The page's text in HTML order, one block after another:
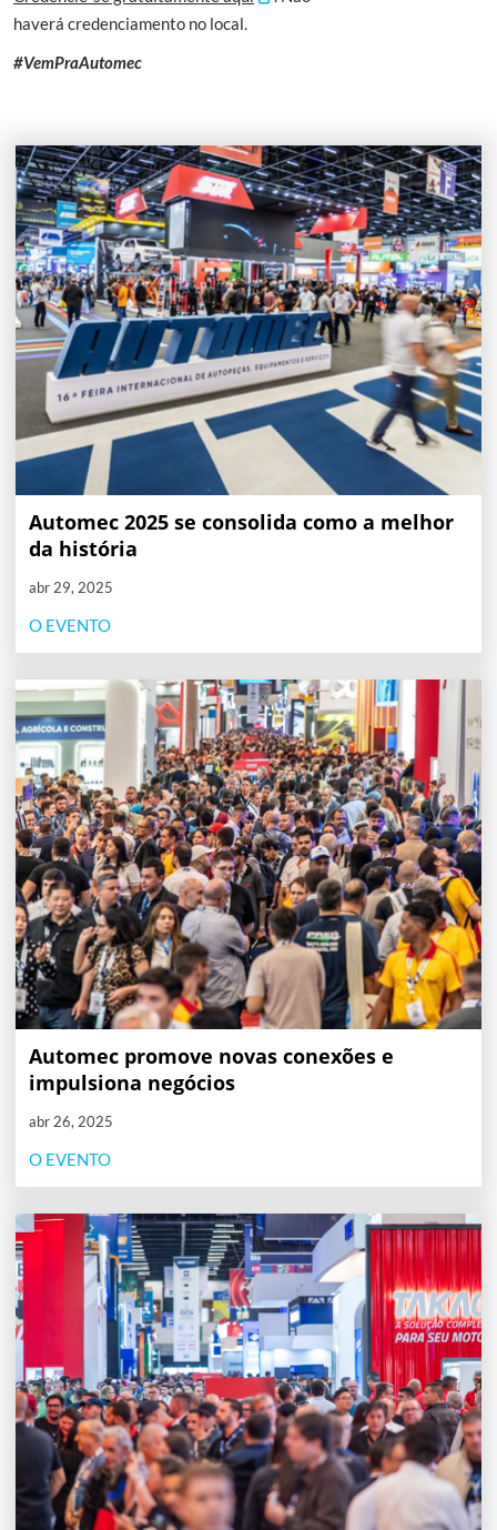
haverá credenciamento no local.
#VemPraAutomec
Automec 2025 se consolida como a melhor
da história
abr 29, 2025
O EVENTO
Automec promove novas conexões e
impulsiona negócios
abr 26, 2025
O EVENTO